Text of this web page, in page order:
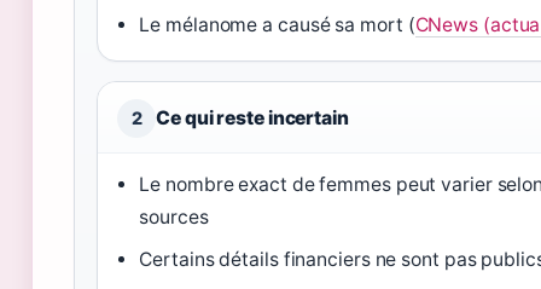
Le mélanome a causé sa mort (CNews
2 Ce qui reste incertain
Le nombre exact de femmes peut varier
sources
Certains détails financiers ne sont pas